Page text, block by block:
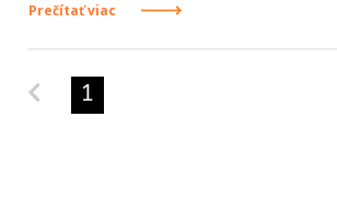
Prečítať viac
Predchádzajúca strana
1